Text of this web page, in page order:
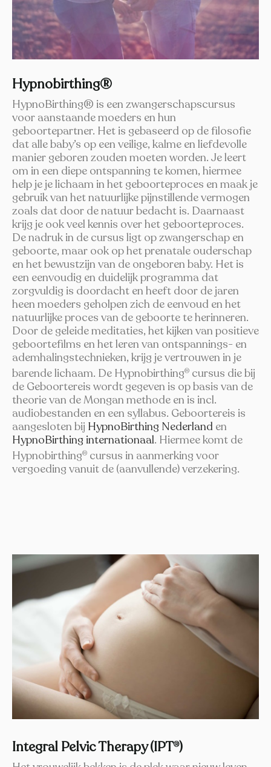
Hypnobirthing®
HypnoBirthing® is een zwangerschaps­­cursus
voor aanstaande moeders en hun
geboortepartner. Het is gebaseerd op de filosofie
dat alle baby’s op een veilige, kalme en liefdevolle
manier geboren zouden moeten worden. Je leert
om in een diepe ontspanning te komen, hiermee
help je je lichaam in het geboorteproces en maak je
gebruik van het natuurlijke pijnstillende vermogen
zoals dat door de natuur bedacht is. Daarnaast
krijg je ook veel kennis over het geboorteproces.
De nadruk in de cursus ligt op zwangerschap en
geboorte, maar ook op het prenatale ouderschap
en het bewustzijn van de ongeboren baby. Het is
een eenvoudig en duidelijk programma dat
zorgvuldig is doordacht en heeft door de jaren
heen moeders geholpen zich de eenvoud en het
natuurlijke proces van de geboorte te herinneren.
Door de geleide meditaties, het kijken van positieve
geboortefilms en het leren van ontspannings- en
ademhalingstechnieken, krijg je vertrouwen in je
barende lichaam. De Hypnobirthing® cursus die bij
de Geboortereis wordt gegeven is op basis van de
theorie van de Mongan methode en is incl.
audiobestanden en een syllabus. Geboortereis is
aangesloten bij HypnoBirthing Nederland en
HypnoBirthing internationaal. Hiermee komt de
Hypnobirthing® cursus in aanmerking voor
vergoeding vanuit de (aanvullende) verzekering.
Integral Pelvic Therapy (IPT®)